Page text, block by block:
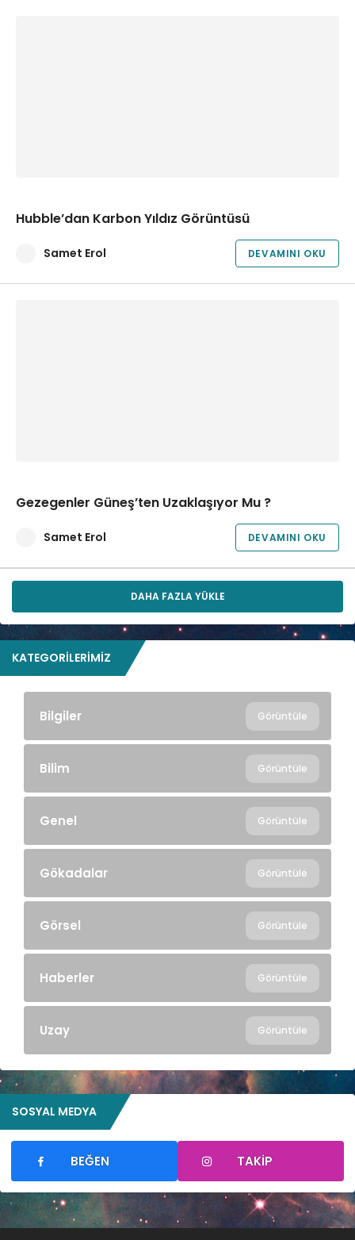
Hubble’dan Karbon Yıldız Görüntüsü
Samet Erol DEVAMINI OKU
Gezegenler Güneş’ten Uzaklaşıyor Mu ?
Samet Erol DEVAMINI OKU
DAHA FAZLA YÜKLE
KATEGORILERIMIZ
Bilgiler Görüntüle
Bilim Görüntüle
Genel Görüntüle
Gökadalar Görüntüle
Görsel Görüntüle
Haberler Görüntüle
Uzay Görüntüle
SOSYAL MEDYA
BEĞEN TAKIP